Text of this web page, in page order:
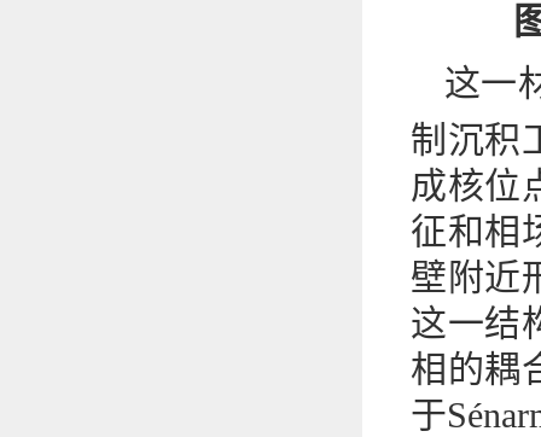
这一
制沉积
成核位
征和相
壁附近
这一结
相的耦
于